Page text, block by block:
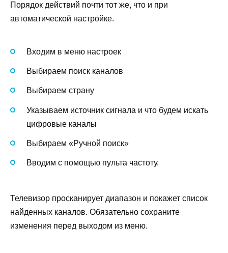
Порядок действий почти тот же, что и при
автоматической настройке.
Входим в меню настроек
Выбираем поиск каналов
Выбираем страну
Указываем источник сигнала и что будем искать
цифровые каналы
Выбираем «Ручной поиск»
Вводим с помощью пульта частоту.
Телевизор просканирует диапазон и покажет список
найденных каналов. Обязательно сохраните
изменения перед выходом из меню.